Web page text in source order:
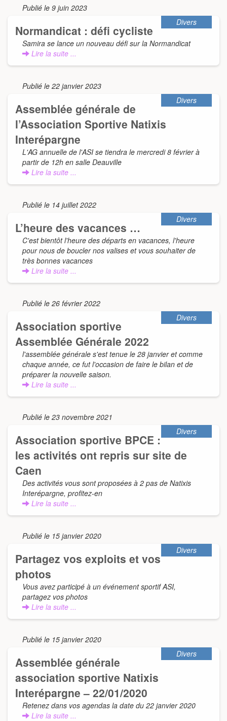
Publié le 9 juin 2023
Divers
Normandicat : défi cycliste
Samira se lance un nouveau défi sur la Normandicat
Lire la suite ...
Publié le 22 janvier 2023
Divers
Assemblée générale de
l’Association Sportive Natixis
Interépargne
L'AG annuelle de l'ASI se tiendra le mercredi 8 février à
partir de 12h en salle Deauville
Lire la suite ...
Publié le 14 juillet 2022
Divers
L’heure des vacances …
C'est bientôt l'heure des départs en vacances, l'heure
pour nous de boucler nos valises et vous souhaiter de
très bonnes vacances
Lire la suite ...
Publié le 26 février 2022
Divers
Association sportive
Assemblée Générale 2022
l'assemblée générale s'est tenue le 28 janvier et comme
chaque année, ce fut l'occasion de faire le bilan et de
préparer la nouvelle saison.
Lire la suite ...
Publié le 23 novembre 2021
Divers
Association sportive BPCE :
les activités ont repris sur site de
Caen
Des activités vous sont proposées à 2 pas de Natixis
Interépargne, profitez-en
Lire la suite ...
Publié le 15 janvier 2020
Divers
Partagez vos exploits et vos
photos
Vous avez participé à un événement sportif ASI,
partagez vos photos
Lire la suite ...
Publié le 15 janvier 2020
Divers
Assemblée générale
association sportive Natixis
Interépargne – 22/01/2020
Retenez dans vos agendas la date du 22 janvier 2020
Lire la suite ...